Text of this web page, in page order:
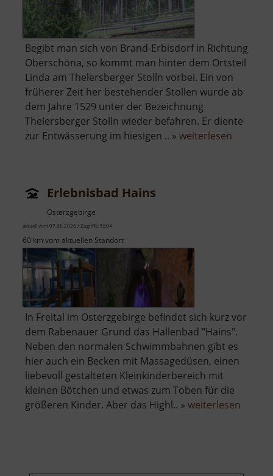
Begibt man sich von Brand-Erbisdorf in Richtung
Oberschöna, so kommt man hinter dem Ortsteil
Linda am Thelersberger Stolln vorbei. Ein von
früherer Zeit her bestehender Stollen wurde ab
dem Jahre 1529 unter der Bezeichnung
Thelersberger Stolln wieder befahren. Er diente
zur Entwässerung im hiesigen .. » weiterlesen
Erlebnisbad Hains
Osterzgebirge
aktuell vom 07.06.2026 / Zugriffe: 5804
60 km vom aktuellen Standort
In Freital im Osterzgebirge befindet sich kurz vor
dem Rabenauer Grund das Hallenbad "Hains".
Neben den normalen Schwimmbahnen gibt es
hier auch ein Becken mit Massagedüsen, einen
liebevoll gestalteten Kleinkinderbereich mit
kleinen Bötchen und etwas zum Toben für die
größeren Kinder. Aber das Highl.. » weiterlesen